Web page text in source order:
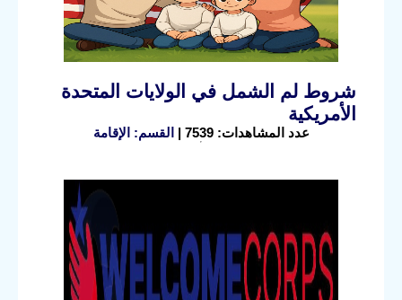
شروط لم الشمل في الولايات المتحدة
الأمريكية
عدد المشاهدات: 7539 | القسم: الإقامة